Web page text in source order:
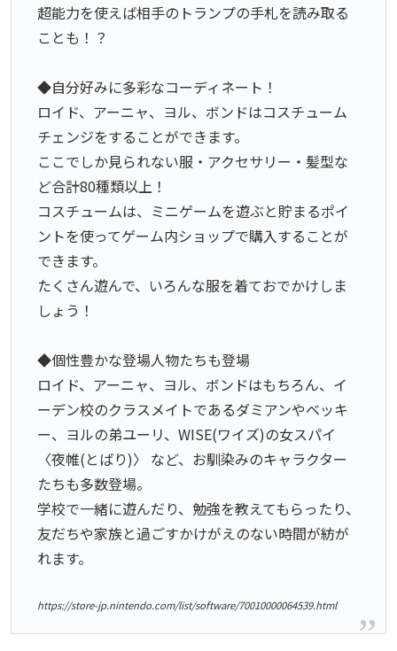
超能力を使えば相手のトランプの手札を読み取る
ことも！？
◆自分好みに多彩なコーディネート！
ロイド、アーニャ、ヨル、ボンドはコスチューム
チェンジをすることができます。
ここでしか見られない服・アクセサリー・髪型な
ど合計80種類以上！
コスチュームは、ミニゲームを遊ぶと貯まるポイ
ントを使ってゲーム内ショップで購入することが
できます。
たくさん遊んで、いろんな服を着ておでかけしま
しょう！
◆個性豊かな登場人物たちも登場
ロイド、アーニャ、ヨル、ボンドはもちろん、イ
ーデン校のクラスメイトであるダミアンやベッキ
ー、ヨルの弟ユーリ、WISE(ワイズ)の女スパイ
〈夜帷(とばり)〉 など、お馴染みのキャラクター
たちも多数登場。
学校で一緒に遊んだり、勉強を教えてもらったり、
友だちや家族と過ごすかけがえのない時間が紡が
れます。
https://store-jp.nintendo.com/list/software/70010000064539.html